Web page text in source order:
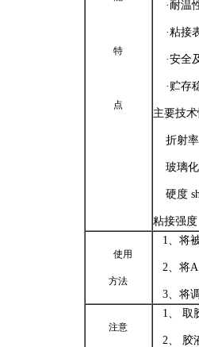
特
点
· 耐温
·粘接
·安全
· 贮存
主要技
折射
玻璃
硬度
粘接强
使用
方法
1、将
2、将A
3、将
注意
1、 取
2、 胶